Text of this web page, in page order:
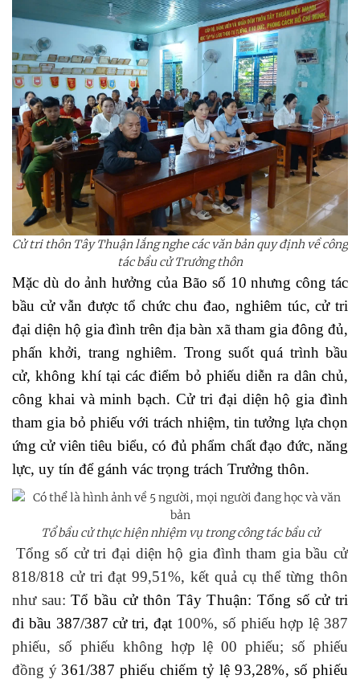
Cử tri thôn Tây Thuận lắng nghe các văn bản quy định về công
tác bầu cử Trưởng thôn
Mặc dù do ảnh hưởng của Bão số 10 nhưng công tác
bầu cử vẫn được tổ chức chu đao, nghiêm túc, cử tri
đại diện hộ gia đình trên địa bàn xã tham gia đông đủ,
phấn khởi, trang nghiêm. Trong suốt quá trình bầu
cử, không khí tại các điểm bỏ phiếu diễn ra dân chủ,
công khai và minh bạch. Cử tri đại diện hộ gia đình
tham gia bỏ phiếu với trách nhiệm, tin tưởng lựa chọn
ứng cử viên tiêu biểu, có đủ phẩm chất đạo đức, năng
lực, uy tín để gánh vác trọng trách Trưởng thôn.
Tổ bầu cử thực hiện nhiệm vụ trong công tác bầu cử
Tổng số cử tri đại diện hộ gia đình tham gia bầu cử
818/818 cử tri đạt 99,51%, kết quả cụ thể từng thôn
như sau:Tổ bầu cử thôn Tây Thuận:Tổng số cử tri
đi bầu 387/387 cử tri, đạt 100%, số phiếu hợp lệ 387
phiếu, số phiếu không hợp lệ 00 phiếu; số phiếu
đồng ý 361/387 phiếu chiếm tỷ lệ 93,28%, số phiếu